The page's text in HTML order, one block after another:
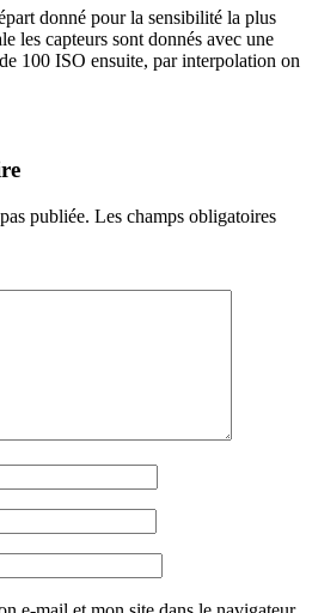
donné pour la sensibilité la plus
les capteurs sont donnés avec une
100 ISO ensuite, par interpolation on
publiée. Les champs obligatoires